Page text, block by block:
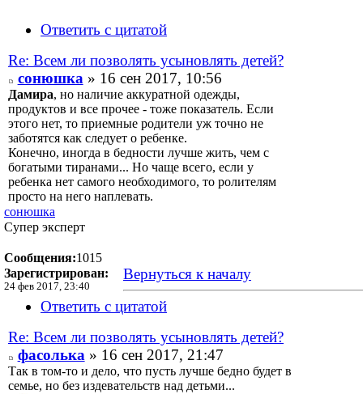
Ответить с цитатой
Re: Всем ли позволять усыновлять детей?
сонюшка» 16 сен 2017, 10:56
Дамира, но наличие аккуратной одежды,
продуктов и все прочее - тоже показатель. Если
этого нет, то приемные родители уж точно не
заботятся как следует о ребенке.
Конечно, иногда в бедности лучше жить, чем с
богатыми тиранами... Но чаще всего, если у
ребенка нет самого необходимого, то ролителям
просто на него наплевать.
сонюшка
Супер эксперт
Сообщения:1015
Зарегистрирован:
24 фев 2017, 23:40
Вернуться к началу
Ответить с цитатой
Re: Всем ли позволять усыновлять детей?
фасолька» 16 сен 2017, 21:47
Так в том-то и дело, что пусть лучше бедно будет в
семье, но без издевательств над детьми...